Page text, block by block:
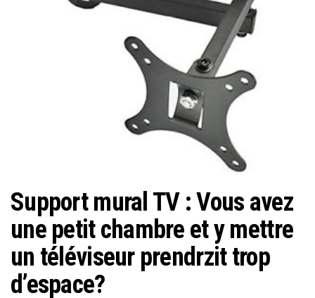
Support mural TV : Vous avez
une petit chambre et y mettre
un téléviseur prendrzit trop
d’espace?